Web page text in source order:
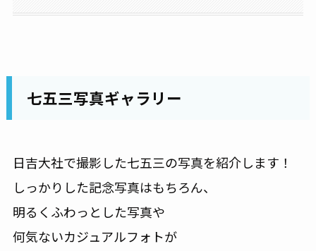
七五三写真ギャラリー
日吉大社で撮影した七五三の写真を紹介します！
しっかりした記念写真はもちろん、
明るくふわっとした写真や
何気ないカジュアルフォトが